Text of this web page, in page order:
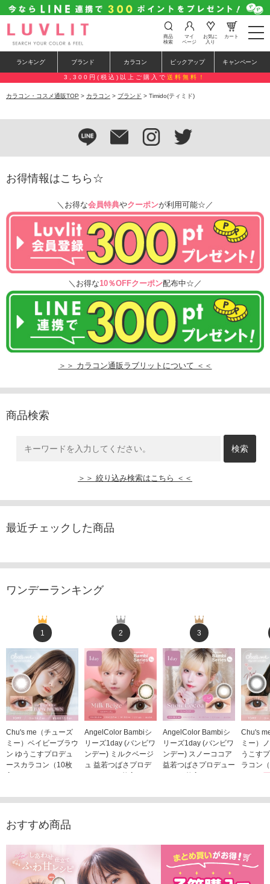
t
o
e
n
g
o
商品
検索
マイ
ページ
お気に
入り
カート
ランキング ブランド カラコン ピックアップ キャンペーン
3,300円(税込)以上ご購入で 送料無料！
カラコン・コスメ通販TOP > カラコン > ブランド > Timido(ティミド)
お得情報はこちら☆
＼お得な会員特典やクーポンが利用可能☆／
＼お得な10％OFFクーポン配布中☆／
＞＞ カラコン通販ラブリットについて ＜＜
商品検索
＞＞ 絞り込み検索はこちら ＜＜
最近チェックした商品
ワンデーランキング
1
Chu's me（チューズ
ミー）ベイビーブラウ
ン ゆうこすプロデュ
ースカラコン（10枚
入り）
2
AngelColor Bambiシ
リーズ1day (バンビワ
ンデー) ミルクベージ
ュ 益若つばさプロデ
ュース（10枚入り）
3
AngelColor Bambiシ
リーズ1day (バンビワ
ンデー) スノーココア
益若つばさプロデュー
ス（10枚入り）
Chu's
ミー）
うこす
ラコン
おすすめ商品